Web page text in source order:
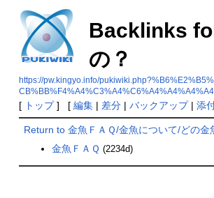
Backlinks
の？
https://pw.kingyo.info/
[ トップ] [ 編集| 差分| バックアップ| 添
Return to 金魚ＦＡＱ/金魚について/どの
金魚ＦＡＱ (2234d)